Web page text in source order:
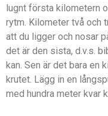
lugnt första kilometern
rytm. Kilometer två och
att du ligger och nosar
det är den sista, d.v.s.
kan. Sen är det bara en
krutet. Lägg in en
med hundra meter kvar